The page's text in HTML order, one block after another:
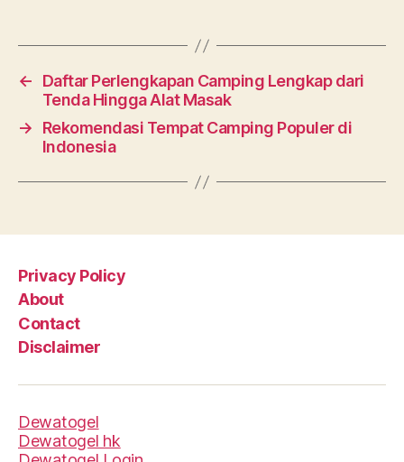
←
Daftar Perlengkapan Camping Lengkap dari
Tenda Hingga Alat Masak
→
Rekomendasi Tempat Camping Populer di
Indonesia
Privacy Policy
About
Contact
Disclaimer
Dewatogel
Dewatogel hk